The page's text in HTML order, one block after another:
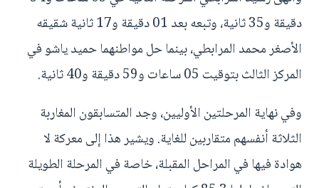
دقيقة و35 ثانية، وتبعه بعد 01 دقيقة و17 ثانية شقيقه
الأصغر محمد المرابطي، بينما حل مواطنهما حميد ياشو في
المركز الثالث بتوقيت 05 ساعات و59 دقيقة و40 ثانية.
وفي نهاية المرحلتين الأوليين، وجد المتسابقون المغاربة
الثلاثة أنفسهم متقاربين للغاية. ويشير هذا إلى معركة لا
هوادة فيها في المراحل المقبلة، خاصة في المرحلة الطويلة